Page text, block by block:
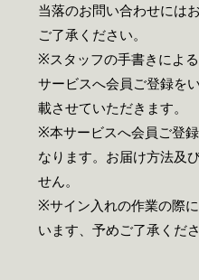
当落のお問い合わせには
ご了承ください。
※スタッフの手書きによ
サービスへ会員ご登録を
載させていただきます。
※本サービスへ会員ご登
なります。お届け方法及
せん。
※サイン入れの作業の際
います、予めご了承くださ